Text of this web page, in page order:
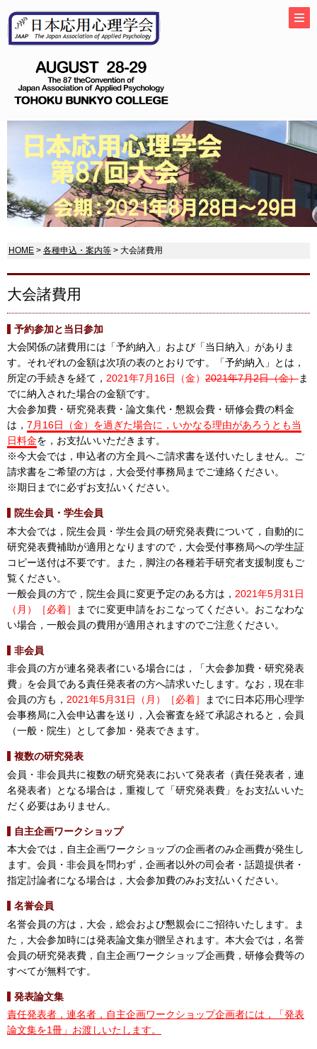
HOME > 各種申込・案内等 > 大会諸費用
大会諸費用
予約参加と当日参加
大会関係の諸費用には「予約納入」および「当日納入」がありま
す。それぞれの金額は次項の表のとおりです。「予約納入」とは，
所定の手続きを経て， 2021年7月16日（金） 2021年7月2日（金）ま
でに納入された場合の金額です。
大会参加費・研究発表費・論文集代・懇親会費・研修会費の料金
は， 7月16日（金）を過ぎた場合に，いかなる理由があろうとも当
日料金を，お支払いいただきます。
※今大会では，申込者の方全員へご請求書を送付いたしません。ご
請求書をご希望の方は，大会受付事務局までご連絡ください。
※期日までに必ずお支払いください。
院生会員・学生会員
本大会では，院生会員・学生会員の研究発表費について，自動的に
研究発表費補助が適用となりますので，大会受付事務局への学生証
コピー送付は不要です。また，脚注の各種若手研究者支援制度もご
覧ください。
一般会員の方で，院生会員に変更予定のある方は， 2021年5月31日
（月）［必着］
までに変更申請をおこなってください。おこなわな
い場合，一般会員の費用が適用されますのでご注意ください。
非会員
非会員の方が連名発表者にいる場合には，「大会参加費・研究発表
費」を会員である責任発表者の方へ請求いたします。なお，現在非
会員の方も， 2021年5月31日（月）［必着］
までに日本応用心理学
会事務局に入会申込書を送り，入会審査を経て承認されると，会員
（一般・院生）として参加・発表できます。
複数の研究発表
会員・非会員共に複数の研究発表において発表者（責任発表者，連
名発表者）となる場合は，重複して「研究発表費」をお支払いいた
だく必要はありません。
自主企画ワークショップ
本大会では，自主企画ワークショップの企画者のみ企画費が発生し
ます。会員・非会員を問わず，企画者以外の司会者・話題提供者・
指定討論者になる場合は，大会参加費のみお支払いください。
名誉会員
名誉会員の方は，大会，総会および懇親会にご招待いたします。ま
た，大会参加時には発表論文集が贈呈されます。本大会では，名誉
会員の研究発表費，自主企画ワークショップ企画費，研修会費等の
すべてが無料です。
発表論文集
責任発表者，連名者，自主企画ワークショップ企画者には，「発表
論文集を1冊」お渡しいたします。